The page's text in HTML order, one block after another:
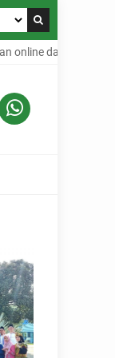
dari Desa